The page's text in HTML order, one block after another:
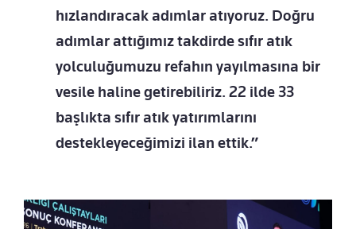
hızlandıracak adımlar atıyoruz. Doğru
adımlar attığımız takdirde sıfır atık
yolculuğumuzu refahın yayılmasına bir
vesile haline getirebiliriz. 22 ilde 33
başlıkta sıfır atık yatırımlarını
destekleyeceğimizi ilan ettik.”